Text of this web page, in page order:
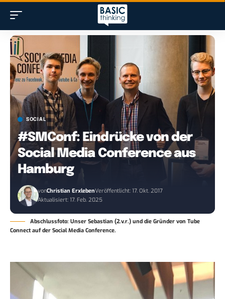
SOCIAL
#SMConf: Eindrücke von der
Social Media Conference aus
Hamburg
vonChristian ErxlebenVeröffentlicht: 17. Okt. 2017
Aktualisiert: 17. Feb. 2025
Abschlussfoto: Unser Sebastian (2.v.r.) und die Gründer von Tube
Connect auf der Social Media Conference.